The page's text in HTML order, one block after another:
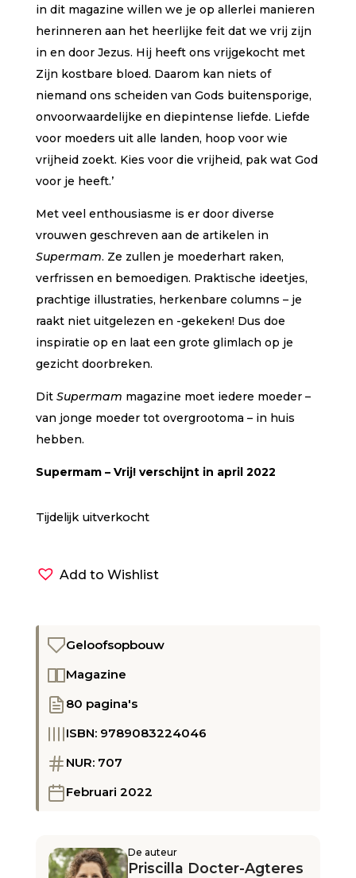
in dit magazine willen we je op allerlei manieren
herinneren aan het heerlijke feit dat we vrij zijn
in en door Jezus. Hij heeft ons vrijgekocht met
Zijn kostbare bloed. Daarom kan niets of
niemand ons scheiden van Gods buitensporige,
onvoorwaardelijke en diepintense liefde. Liefde
voor moeders uit alle landen, hoop voor wie
vrijheid zoekt. Kies voor die vrijheid, pak wat God
voor je heeft.’
Met veel enthousiasme is er door diverse
vrouwen geschreven aan de artikelen in
Supermam. Ze zullen je moederhart raken,
verfrissen en bemoedigen. Praktische ideetjes,
prachtige illustraties, herkenbare columns – je
raakt niet uitgelezen en -gekeken! Dus doe
inspiratie op en laat een grote glimlach op je
gezicht doorbreken.
Dit Supermam magazine moet iedere moeder –
van jonge moeder tot overgrootoma – in huis
hebben.
Supermam – Vrij! verschijnt in april 2022
Tijdelijk uitverkocht
Add to Wishlist
Geloofsopbouw
Magazine
80 pagina's
ISBN: 9789083224046
NUR: 707
Februari 2022
De auteur
Priscilla Docter-Agteres